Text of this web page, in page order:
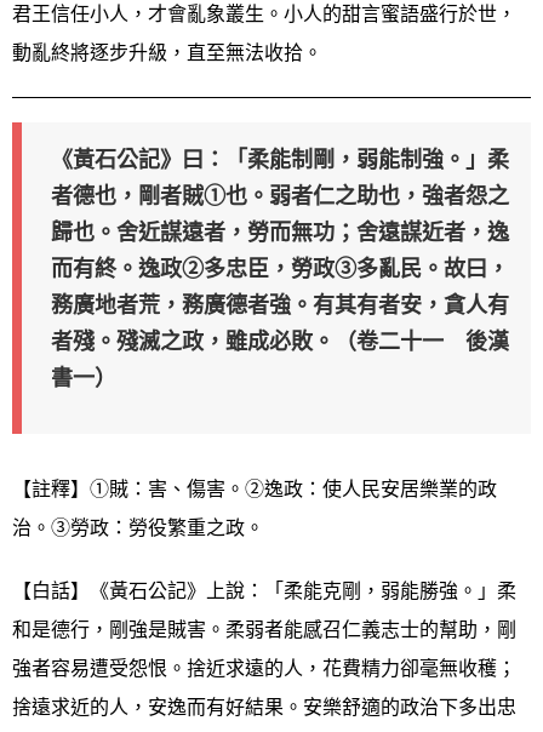
君王信任小人，才會亂象叢生。小人的甜言蜜語盛行於世，
動亂終將逐步升級，直至無法收拾。
《黃石公記》曰：「柔能制剛，弱能制強。」柔
者德也，剛者賊①也。弱者仁之助也，強者怨之
歸也。舍近謀遠者，勞而無功；舍遠謀近者，逸
而有終。逸政②多忠臣，勞政③多亂民。故曰，
務廣地者荒，務廣德者強。有其有者安，貪人有
者殘。殘滅之政，雖成必敗。（卷二十一 後漢
書一）
【註釋】①賊：害、傷害。②逸政：使人民安居樂業的政
治。③勞政：勞役繁重之政。
【白話】《黃石公記》上說：「柔能克剛，弱能勝強。」柔
和是德行，剛強是賊害。柔弱者能感召仁義志士的幫助，剛
強者容易遭受怨恨。捨近求遠的人，花費精力卻毫無收穫；
捨遠求近的人，安逸而有好結果。安樂舒適的政治下多出忠